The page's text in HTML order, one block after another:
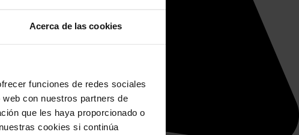
Acerca de las cookies
funciones de redes sociales
con nuestros partners de
que les haya proporcionado o
cookies si continúa